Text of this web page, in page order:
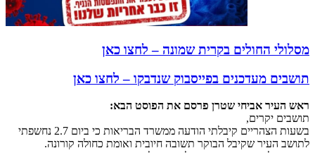
מסלולי החולים בקרית שמונה – לחצו כאן
תושבים מעדכנים בפייסבוק שנדבקו – לחצו כאן
ראש העיר אביחי שטרן פרסם את הפוסט הבא:
תושבים יקרים,
בשעות הצהריים קיבלתי הודעה ממשרד הבריאות כי ביום 2.7 נחשפתי
לתושב העיר שקיבל הבוקר תשובה חיובית ואומת כחולה קורונה.